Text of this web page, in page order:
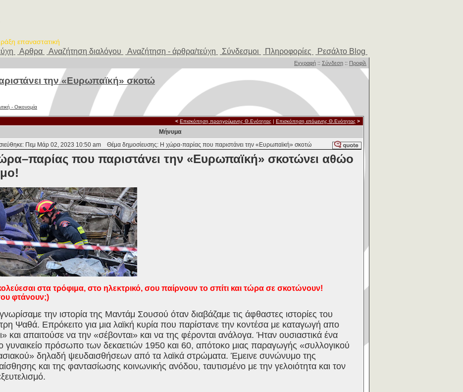
επαναστατική
Αρθρα Αναζήτηση διαλόγου Αναζήτηση - άρθρα/τεύχη Σύνδεσμοι Πληροφορίες Ρεσάλτο Blog
Εγγραφή :: Σύνδεση :: Προφίλ
την «Ευρωπαϊκή» σκοτώ
- Oικονομία
< Επισκόπηση προηγούμενης Θ.Ενότητας | Επισκόπηση επόμενης Θ.Ενότητας >
Μήνυμα
Πεμ Μάρ 02, 2023 10:50 am Θέμα δημοσίευσης: H χώρα-παρίας που παριστάνει την «Ευρωπαϊκή» σκοτώ
που παριστάνει την «Ευρωπαϊκή» σκοτώνει αθώο
στα τρόφιμα, στο ηλεκτρικό, σου παίρνουν το σπίτι και τώρα σε σκοτώνουν!
φτάνουν;)
την ιστορία της Μαντάμ Σουσού όταν διαβάζαμε τις άφθαστες ιστορίες του
Ψαθά. Επρόκειτο για μια λαϊκή κυρία που παρίστανε την κοντέσα με καταγωγή απο
και απαιτούσε να την «σέβονται» και να της φέρονται ανάλογα. Ήταν ουσιαστικά ένα
γυναικείο πρόσωπο των δεκαετιών 1950 και 60, απότοκο μιας παραγωγής «συλλογικού
δηλαδή ψευδαισθήσεων από τα λαϊκά στρώματα. Έμεινε συνώνυμο της
και της φαντασίωσης κοινωνικής ανόδου, ταυτισμένο με την γελοιότητα και τον